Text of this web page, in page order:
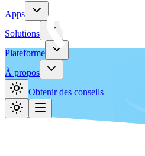
Apps
Solutions
Plateforme
À propos
Obtenir des conseils